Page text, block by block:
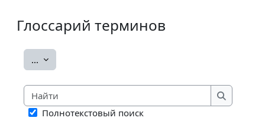
Глоссарий терминов
... Экспорт записей
Найти
Найти
Полнотекстовый поиск